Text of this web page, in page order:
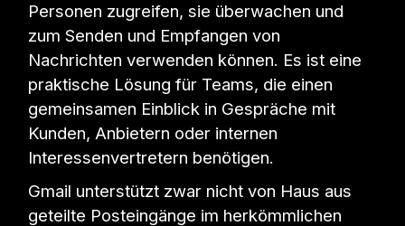
Personen zugreifen, sie überwachen und
zum Senden und Empfangen von
Nachrichten verwenden können. Es ist eine
praktische Lösung für Teams, die einen
gemeinsamen Einblick in Gespräche mit
Kunden, Anbietern oder internen
Interessenvertretern benötigen.
Gmail unterstützt zwar nicht von Haus aus
geteilte Posteingänge im herkömmlichen